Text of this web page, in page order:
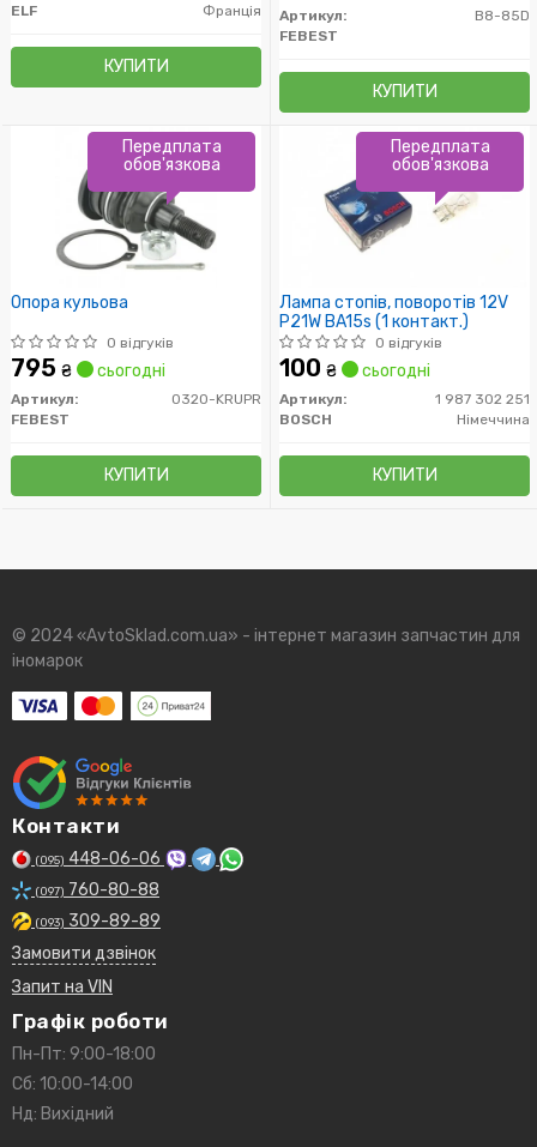
ELF
Франція
КУПИТИ
Артикул:
B8-85D
FEBEST
КУПИТИ
Опора кульова
0 відгуків
795 ₴ сьогодні
Артикул:
0320-KRUPR
FEBEST
КУПИТИ
Передплата
обов'язкова
Лампа стопів, поворотів 12V
P21W BA15s (1 контакт.)
0 відгуків
100 ₴ сьогодні
Артикул:
1 987 302 251
BOSCH
Німеччина
КУПИТИ
Передплата
обов'язкова
© 2024 «AvtoSklad.com.ua» - інтернет магазин запчастин для
іномарок
Контакти
(095) 448-06-06
(097) 760-80-88
(093) 309-89-89
Замовити дзвінок
Запит на VIN
Графік роботи
Пн-Пт: 9:00-18:00
Сб: 10:00-14:00
Нд: Вихідний